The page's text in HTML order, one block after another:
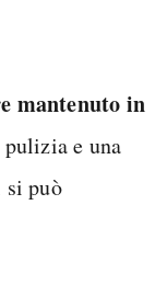
mantenuto in
pulizia e una
si può